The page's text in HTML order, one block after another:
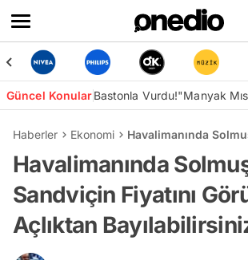
Güncel KonularBastonla Vurdu!"Manyak
Haberler Ekonomi Havalimanında
Havalimanında
Sandviçin Fiyatını
Açlıktan